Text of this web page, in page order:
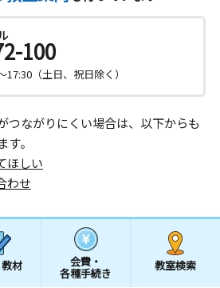
100
17:30（土日、祝日除く）
つながりにくい場合は、以下からも
。
ほしい
わせ
材 会費・
各種手続き
教室検索